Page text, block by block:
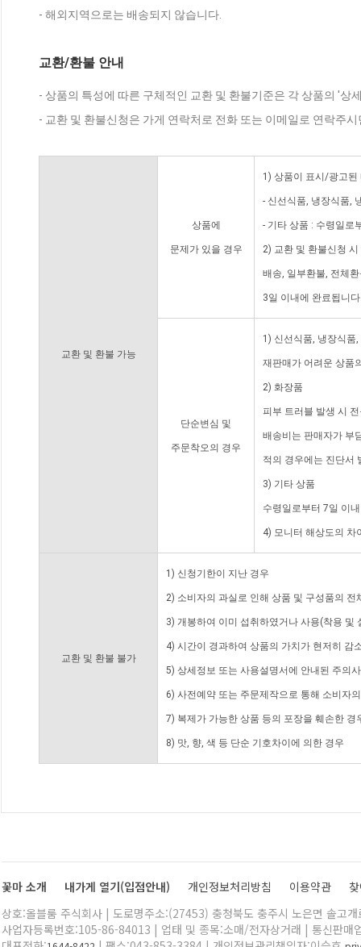
- 해외지역으로는 배송되지 않습니다.
교환/환불 안내
- 상품의 특성에 따른 구체적인 교환 및 환불기준은 각 상품의 '상
- 교환 및 환불신청은 가게 연락처로 전화 또는 이메일로 연락주
교환 및 환불 가능
상품에
문제가 있을 경우
1) 상품이 표시/광고된
- 신선식품, 냉장식품,
- 기타 상품 : 수령일로
2) 교환 및 환불신청
배송, 일부환불, 전체
3일 이내에 완료됩니
단순변심 및
주문착오의 경우
1) 신선식품, 냉장식품
재판매가 어려운 상품
2) 화장품
피부 트러블 발생 시
배송비는 판매자가 부
적의 경우에는 진단서
3) 기타 상품
수령일로부터 7일 이
4) 모니터 해상도의 차
교환 및 환불 불가
1) 신청기한이 지난 경우
2) 소비자의 과실로 인해 상품 및 구성품의
3) 개봉하여 이미 섭취하였거나 사용(착용 및
4) 시간이 경과하여 상품의 가치가 현저히 감
5) 상세정보 또는 사용설명서에 안내된 주의
6) 사전예약 또는 주문제작으로 통해 소비자
7) 복제가 가능한 상품 등의 포장을 훼손한 경
8) 맛, 향, 색 등 단순 기호차이에 의한 경우
꽃마 소개 내가게 열기(입점안내) 개인정보처리방침 이용약관
상호:올블룸 주식회사 | 도로명주소:(27453) 충청북도 충주시 노은면 솔고
사업자등록번호:105-86-84013 | 업태 및 종목:소매/전자상거래 | 통신판매